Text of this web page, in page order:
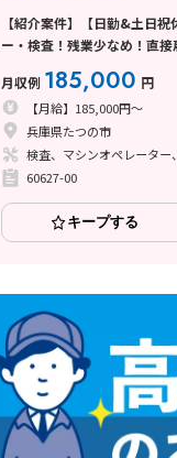
【紹介案件】【日勤&土日
ー・検査！残業少なめ！直
月収例 185,000 円
【月給】185,000円～
兵庫県たつの市
検査、マシンオペレーター
60627-00
キープする